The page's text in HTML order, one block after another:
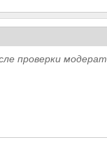
проверки